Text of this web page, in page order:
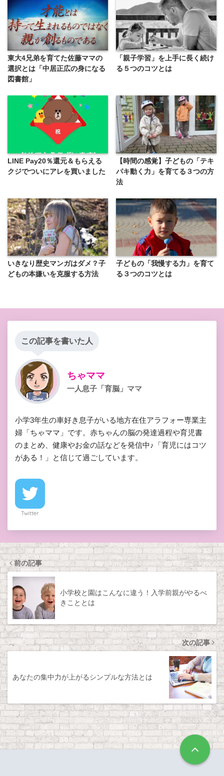
東大4兄弟を育てた佐藤ママの
選択とは「中居正広の身になる
図書館」
「親子学習」を上手に長く続け
る５つのコツとは
LINE Pay20％還元＆もらえる
クジでついにアレを買いました
【時間の感覚】子どもの「テキ
パキ動く力」を育てる３つの方
法
いきなり歴史マンガはダメ？子
どもの本嫌いを克服する方法
子どもの「我慢する力」を育て
る３つのコツとは
この記事を書いた人
ちゃママ
一人息子「育脳」ママ
小学3年生の車好き息子がいる地方在住アラフォー専業主
婦「ちゃママ」です。赤ちゃんの脳の発達過程や育児書
のまとめ、健康やお金の話などを発信中♪「育児にはコツ
がある！」と信じて過ごしています。
Twitter
前の記事
小学校と園はこんなに違う！入学前親がやるべ
きこととは
次の記事
あなたの集中力が上がるシンプルな方法とは